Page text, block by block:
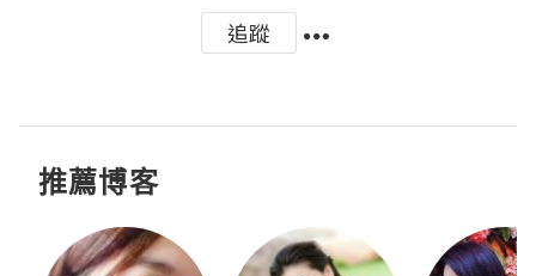
追蹤
推薦博客